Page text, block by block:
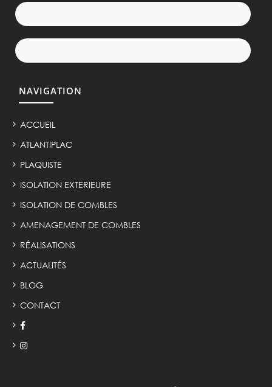
NAVIGATION
ACCUEIL
ATLANTIPLAC
PLAQUISTE
ISOLATION EXTERIEURE
ISOLATION DE COMBLES
AMENAGEMENT DE COMBLES
RÉALISATIONS
ACTUALITÉS
BLOG
CONTACT